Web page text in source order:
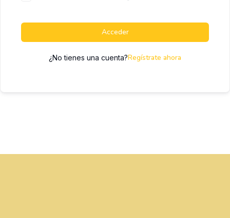
Acceder
¿No tienes una cuenta?Regístrate ahora